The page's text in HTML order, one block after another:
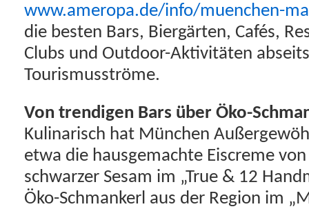
www.ameropa.de/info/muenchen-
die besten Bars, Biergärten, Cafés,
Clubs und Outdoor-Aktivitäten
Tourismusströme.
Von trendigen Bars über Öko-
Kulinarisch hat München
etwa die hausgemachte Eiscreme
schwarzer Sesam im „True & 12
Öko-Schmankerl aus der Region im